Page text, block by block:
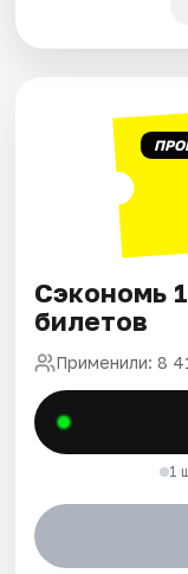
Сэкономь
билетов
Применили: 8
1